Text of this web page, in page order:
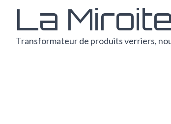
La
Transformateur de produits verriers,